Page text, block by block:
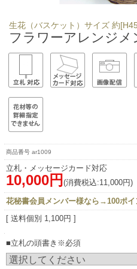
生花（バスケット）サイズ 約
フラワーアレンジメ
ar1009
立札・メッセージカード対応
10,000円 (消費税込:11,000円)
花秘書会員メンバー様なら→100ポイ
[ 送料個別 1,100円 ]
■立札の頭書き※必須